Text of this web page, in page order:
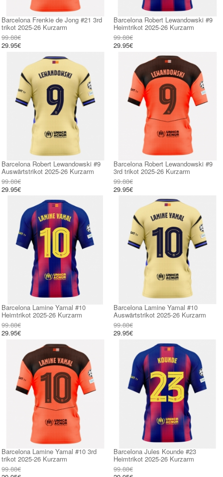
Barcelona Frenkie de Jong #21 3rd
trikot 2025-26 Kurzarm
99.88€
29.95€
Barcelona Robert Lewandowski #9
Heimtrikot 2025-26 Kurzarm
99.88€
29.95€
Barcelona Robert Lewandowski #9
Auswärtstrikot 2025-26 Kurzarm
99.88€
29.95€
Barcelona Robert Lewandowski #9
3rd trikot 2025-26 Kurzarm
99.88€
29.95€
Barcelona Lamine Yamal #10
Heimtrikot 2025-26 Kurzarm
99.88€
29.95€
Barcelona Lamine Yamal #10
Auswärtstrikot 2025-26 Kurzarm
99.88€
29.95€
Barcelona Lamine Yamal #10 3rd
trikot 2025-26 Kurzarm
99.88€
Barcelona Jules Kounde #23
Heimtrikot 2025-26 Kurzarm
99.88€